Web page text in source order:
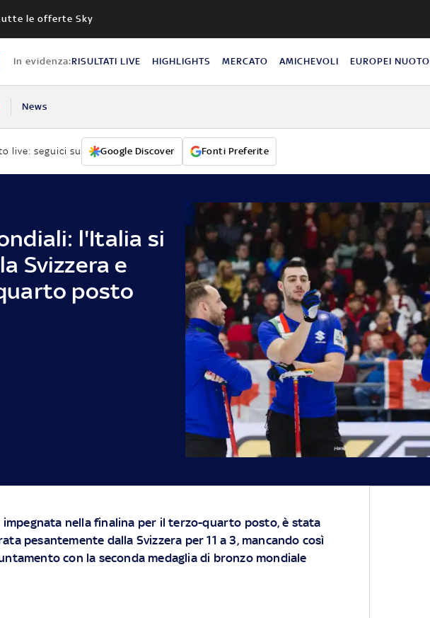
le offerte Sky
In evidenza:RISULTATI LIVE HIGHLIGHTS MERCATO AMICHEVOLI EUROPEI NUOTO
News
live: seguici su Google Discover Fonti Preferite
l'Italia si
Svizzera e
posto
impegnata nella finalina per il terzo-quarto posto, è stata
pesantemente dalla Svizzera per 11 a 3, mancando così
con la seconda medaglia di bronzo mondiale